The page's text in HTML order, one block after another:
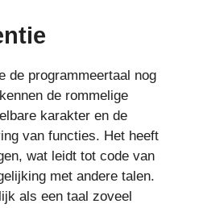
de programmeertaal nog
de rommelige
karakter en de
van functies. Het heeft
wat leidt tot code van
met andere talen.
als een taal zoveel